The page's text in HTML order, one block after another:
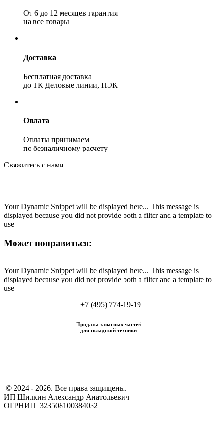
От 6 до 12 месяцев гарантия
на все товары
Доставка
Бесплатная доставка
до ТК Деловые линии, ПЭК
Оплата
Оплаты принимаем
по безналичному расчету
Свяжитесь с нами
Your Dynamic Snippet will be displayed here... This message is
displayed because you did not provide both a filter and a template to
use.
Может понравиться:
Your Dynamic Snippet will be displayed here... This message is
displayed because you did not provide both a filter and a template to
use.
+7 (495) 774-19-19
Продажа запасных частей
для складской техники
​ © 2024 - 2026. Все права защищены.
ИП Шилкин Александр Анатольевич
ОГРНИП 323508100384032